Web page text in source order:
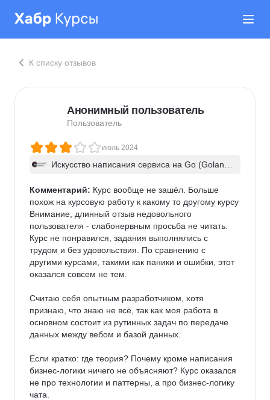
К списку отзывов
Анонимный пользователь
Пользователь
июль 2024
Искусство написания сервиса на Go (Golan
Комментарий: Курс вообще не зашёл. Больше
похож на курсовую работу к какому то другому курсу
Внимание, длинный отзыв недовольного
пользователя - слабонервным просьба не читать.
Курс не понравился, задания выполнялись с
трудом и без удовольствия. По сравнению с
другими курсами, такими как паники и ошибки, этот
оказался совсем не тем.
Считаю себя опытным разработчиком, хотя
признаю, что знаю не всё, так как моя работа в
основном состоит из рутинных задач по передаче
данных между вебом и базой данных.
Если кратко: где теория? Почему кроме написания
бизнес-логики ничего не объясняют? Курс оказался
не про технологии и паттерны, а про бизнес-логику
чата.